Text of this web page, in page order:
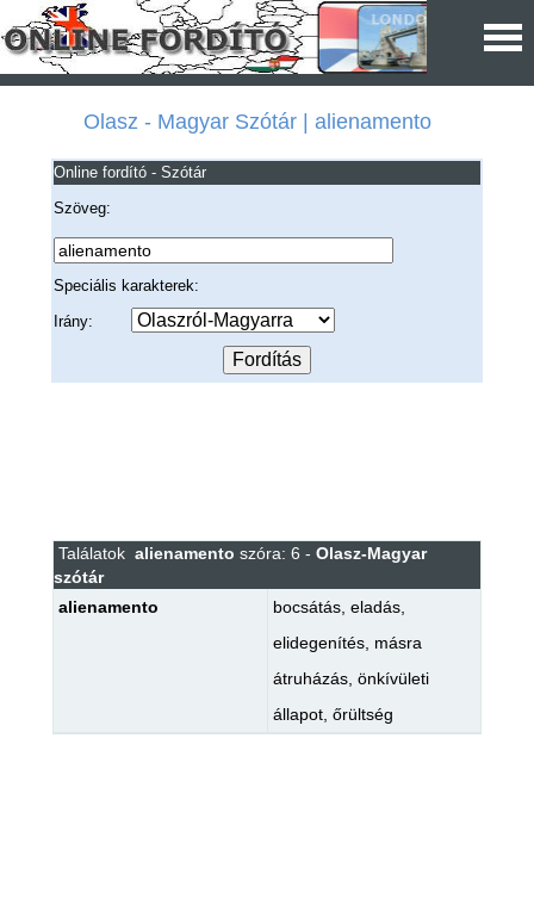
Olasz - Magyar Szótár | alienamento
Online fordító - Szótár
Szöveg:
Speciális karakterek:
Irány:
Találatok alienamento szóra: 6 - Olasz-Magyar
szótár
alienamento
bocsátás, eladás,
elidegenítés, másra
átruházás, önkívületi
állapot, őrültség